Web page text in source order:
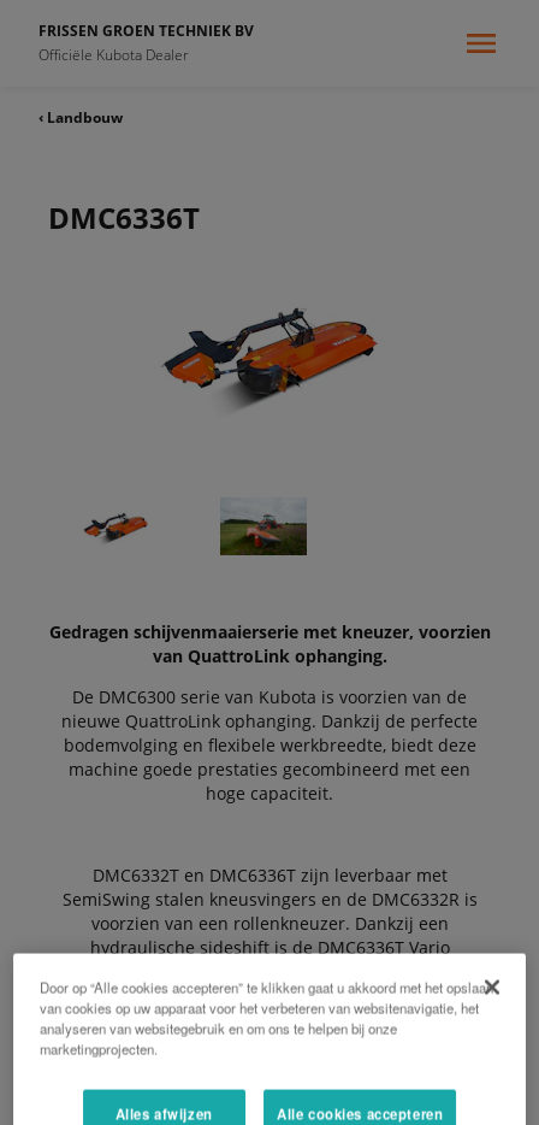
FRISSEN GROEN TECHNIEK BV
Officiële Kubota Dealer
‹ Landbouw
DMC6336T
Gedragen schijvenmaaierserie met kneuzer, voorzien
van QuattroLink ophanging.
De DMC6300 serie van Kubota is voorzien van de
nieuwe QuattroLink ophanging. Dankzij de perfecte
bodemvolging en flexibele werkbreedte, biedt deze
machine goede prestaties gecombineerd met een
hoge capaciteit.
DMC6332T en DMC6336T zijn leverbaar met
SemiSwing stalen kneusvingers en de DMC6332R is
voorzien van een rollenkneuzer. Dankzij een
hydraulische sideshift is de DMC6336T Vario
betere overlap met de frontmaaier.
Door op “Alle cookies accepteren” te klikken gaat u akkoord met het opslaan
van cookies op uw apparaat voor het verbeteren van websitenavigatie, het
analyseren van websitegebruik en om ons te helpen bij onze
marketingprojecten.
Alles afwijzen Alle cookies accepteren